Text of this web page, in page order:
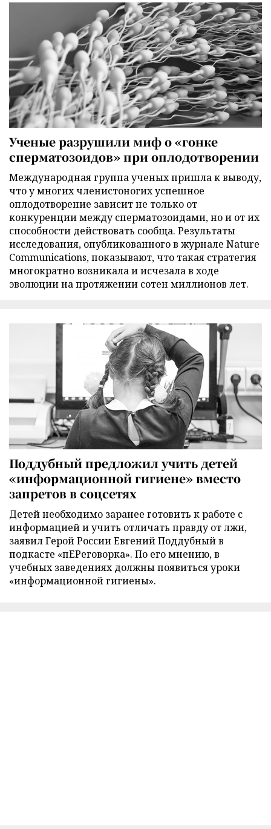
Ученые разрушили миф о «гонке
сперматозоидов» при оплодотворении
Международная группа ученых пришла к выводу,
что у многих членистоногих успешное
оплодотворение зависит не только от
конкуренции между сперматозоидами, но и от их
способности действовать сообща. Результаты
исследования, опубликованного в журнале Nature
Communications, показывают, что такая стратегия
многократно возникала и исчезала в ходе
эволюции на протяжении сотен миллионов лет.
Поддубный предложил учить детей
«информационной гигиене» вместо
запретов в соцсетях
Детей необходимо заранее готовить к работе с
информацией и учить отличать правду от лжи,
заявил Герой России Евгений Поддубный в
подкасте «пЕРеговорка». По его мнению, в
учебных заведениях должны появиться уроки
«информационной гигиены».